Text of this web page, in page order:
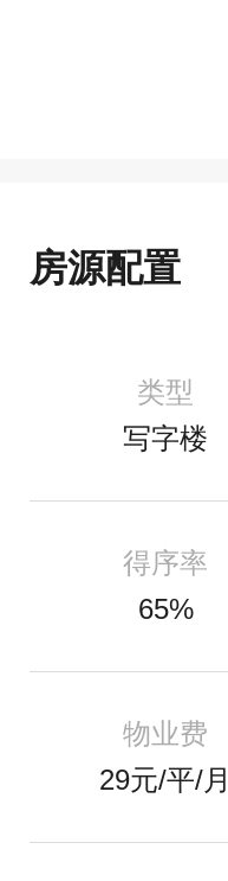
房源配置
类型
写字楼
得序率
65%
物业费
29元/平/月